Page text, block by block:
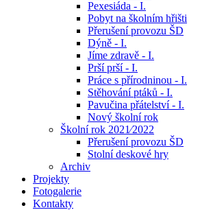
Pexesiáda - I.
Pobyt na školním hřišti
Přerušení provozu ŠD
Dýně - I.
Jíme zdravě - I.
Prší prší - I.
Práce s přírodninou - I.
Stěhování ptáků - I.
Pavučina přátelství - I.
Nový školní rok
Školní rok 2021⁄2022
Přerušení provozu ŠD
Stolní deskové hry
Archiv
Projekty
Fotogalerie
Kontakty